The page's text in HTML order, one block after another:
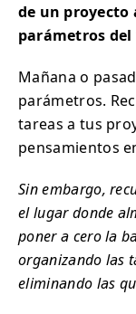
de un
parámetros del
Mañana o
parámetros.
tareas a tus
pensamientos
Sin embargo,
el lugar donde
poner a cero la
organizando las
eliminando las